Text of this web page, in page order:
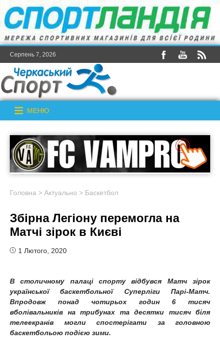
Серпень 7, 2026
МЕНЮ
Головна > Актуально > Баскетбол
Збірна Легіону перемогла на
Матчі зірок в Києві
1 Лютого, 2020
В столичному палаці спорту відбувся Матч зірок
української баскетбольної Суперліги Парі-Матч.
Впродовж понад чотирьох годин 6 тисяч
вболівальників на трибунах та десятки тисяч біля
телеекранів могли спостерігати за головною
баскетбольою подією зими.